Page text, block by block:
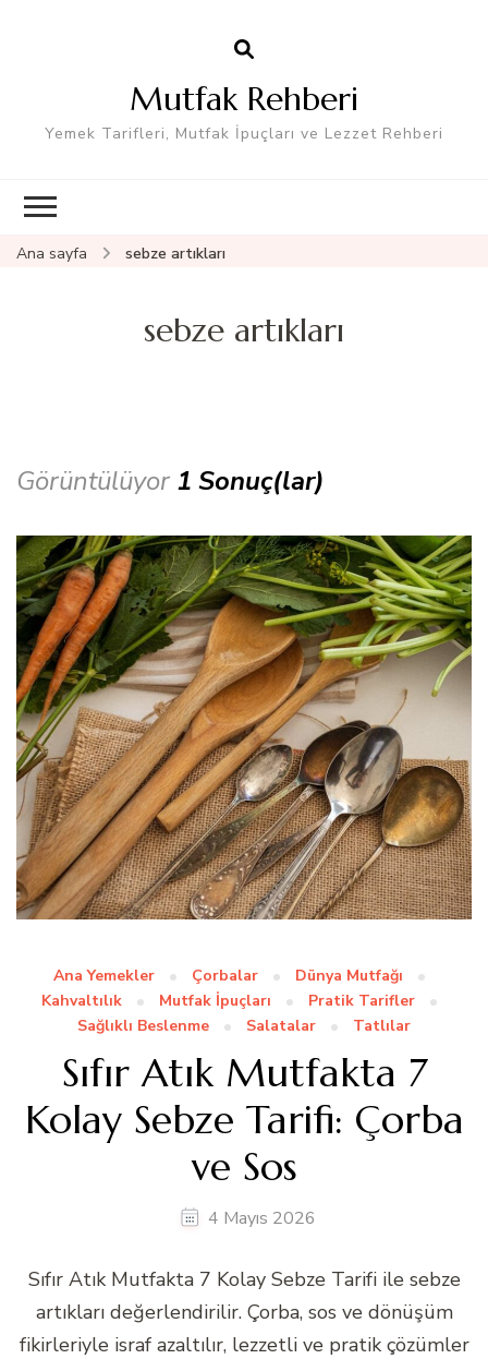
Mutfak Rehberi
Yemek Tarifleri, Mutfak İpuçları ve Lezzet Rehberi
Ana sayfa sebze artıkları
sebze artıkları
Görüntülüyor 1 Sonuç(lar)
Ana Yemekler Çorbalar
Dünya Mutfağı
Kahvaltılık
Mutfak İpuçları
Pratik Tarifler
Sağlıklı Beslenme
Salatalar Tatlılar
Sıfır Atık Mutfakta 7
Kolay Sebze Tarifi: Çorba
ve Sos
4 Mayıs 2026
Sıfır Atık Mutfakta 7 Kolay Sebze Tarifi ile sebze
artıkları değerlendirilir. Çorba, sos ve dönüşüm
fikirleriyle israf azaltılır, lezzetli ve pratik çözümler